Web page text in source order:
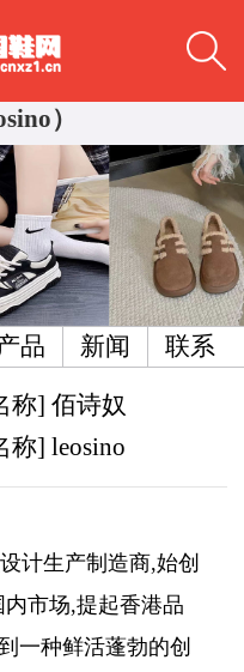
）
品 新闻 联系
称] 佰诗奴
称] leosino
生产制造商,始创
市场,提起香港品
一种鲜活蓬勃的创